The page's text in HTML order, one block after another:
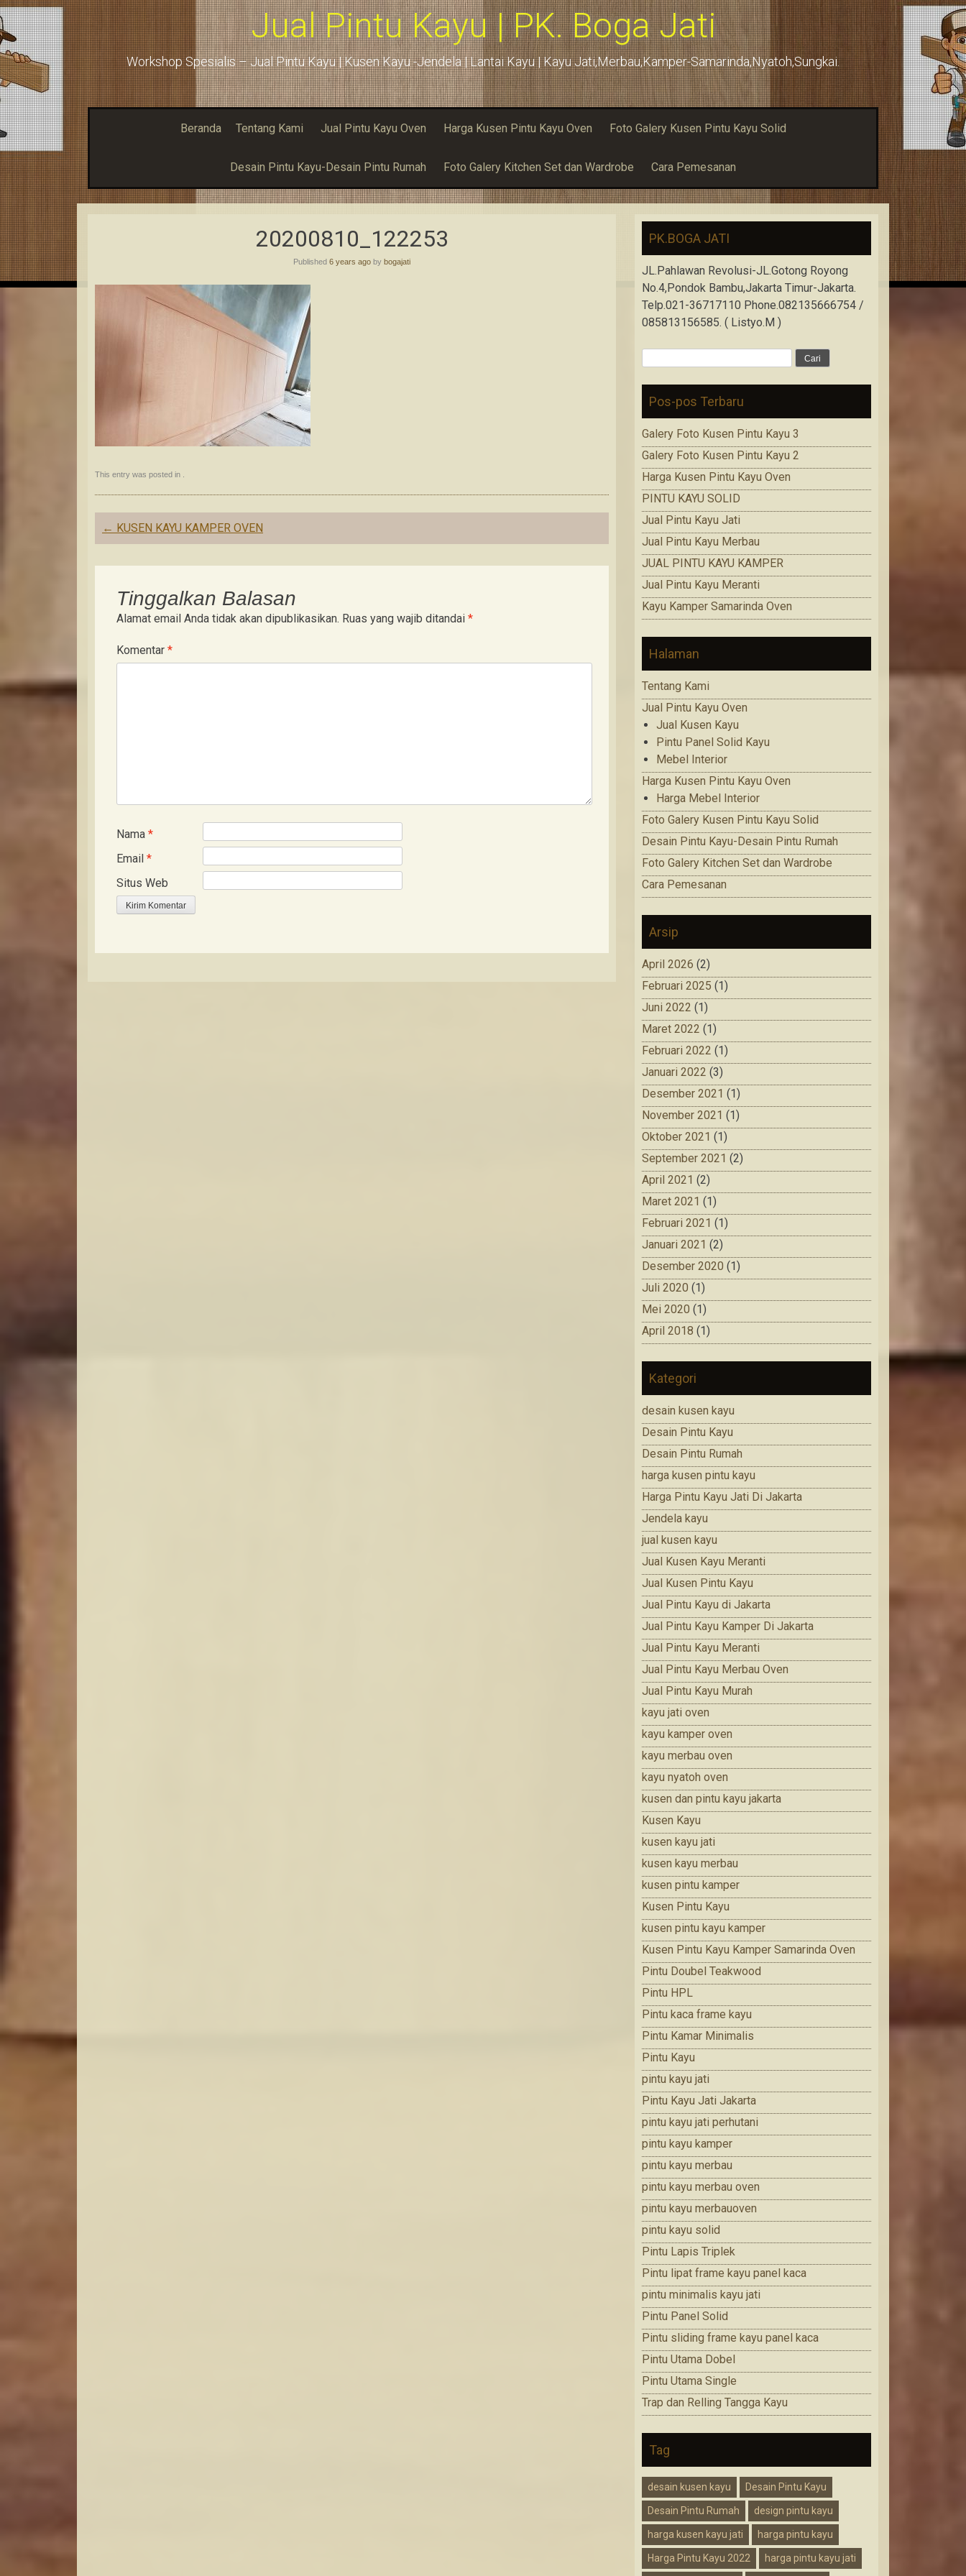
Jual Pintu Kayu | PK. Boga Jati
Workshop Spesialis – Jual Pintu Kayu | Kusen Kayu -Jendela | Lantai Kayu | Kayu Jati,Merbau,Kamper-Samarinda,Nyatoh,Sungkai.
Beranda Tentang Kami Jual Pintu Kayu Oven Harga Kusen Pintu Kayu Oven Foto Galery Kusen Pintu Kayu Solid
Desain Pintu Kayu-Desain Pintu Rumah Foto Galery Kitchen Set dan Wardrobe Cara Pemesanan
20200810_122253
Published 6 years ago by bogajati
This entry was posted in .
Post
navigation
← KUSEN KAYU KAMPER OVEN
Tinggalkan Balasan
Alamat email Anda tidak akan dipublikasikan. Ruas yang wajib ditandai *
Komentar *
Nama *
Email *
Situs Web
PK.BOGA JATI
JL.Pahlawan Revolusi-JL.Gotong Royong
No.4,Pondok Bambu,Jakarta Timur-Jakarta.
Telp.021-36717110 Phone.082135666754 /
085813156585. ( Listyo.M )
Pos-pos Terbaru
Galery Foto Kusen Pintu Kayu 3
Galery Foto Kusen Pintu Kayu 2
Harga Kusen Pintu Kayu Oven
PINTU KAYU SOLID
Jual Pintu Kayu Jati
Jual Pintu Kayu Merbau
JUAL PINTU KAYU KAMPER
Jual Pintu Kayu Meranti
Kayu Kamper Samarinda Oven
Halaman
Tentang Kami
Jual Pintu Kayu Oven
Jual Kusen Kayu
Pintu Panel Solid Kayu
Mebel Interior
Harga Kusen Pintu Kayu Oven
Harga Mebel Interior
Foto Galery Kusen Pintu Kayu Solid
Desain Pintu Kayu-Desain Pintu Rumah
Foto Galery Kitchen Set dan Wardrobe
Cara Pemesanan
Arsip
April 2026 (2)
Februari 2025 (1)
Juni 2022 (1)
Maret 2022 (1)
Februari 2022 (1)
Januari 2022 (3)
Desember 2021 (1)
November 2021 (1)
Oktober 2021 (1)
September 2021 (2)
April 2021 (2)
Maret 2021 (1)
Februari 2021 (1)
Januari 2021 (2)
Desember 2020 (1)
Juli 2020 (1)
Mei 2020 (1)
April 2018 (1)
Kategori
desain kusen kayu
Desain Pintu Kayu
Desain Pintu Rumah
harga kusen pintu kayu
Harga Pintu Kayu Jati Di Jakarta
Jendela kayu
jual kusen kayu
Jual Kusen Kayu Meranti
Jual Kusen Pintu Kayu
Jual Pintu Kayu di Jakarta
Jual Pintu Kayu Kamper Di Jakarta
Jual Pintu Kayu Meranti
Jual Pintu Kayu Merbau Oven
Jual Pintu Kayu Murah
kayu jati oven
kayu kamper oven
kayu merbau oven
kayu nyatoh oven
kusen dan pintu kayu jakarta
Kusen Kayu
kusen kayu jati
kusen kayu merbau
kusen pintu kamper
Kusen Pintu Kayu
kusen pintu kayu kamper
Kusen Pintu Kayu Kamper Samarinda Oven
Pintu Doubel Teakwood
Pintu HPL
Pintu kaca frame kayu
Pintu Kamar Minimalis
Pintu Kayu
pintu kayu jati
Pintu Kayu Jati Jakarta
pintu kayu jati perhutani
pintu kayu kamper
pintu kayu merbau
pintu kayu merbau oven
pintu kayu merbauoven
pintu kayu solid
Pintu Lapis Triplek
Pintu lipat frame kayu panel kaca
pintu minimalis kayu jati
Pintu Panel Solid
Pintu sliding frame kayu panel kaca
Pintu Utama Dobel
Pintu Utama Single
Trap dan Relling Tangga Kayu
Tag
desain kusen kayu Desain Pintu Kayu
Desain Pintu Rumah design pintu kayu
harga kusen kayu jati harga pintu kayu
Harga Pintu Kayu 2022 harga pintu kayu jati